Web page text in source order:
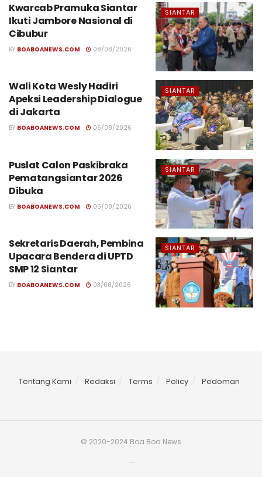
SIANTAR
Kwarcab Pramuka Siantar
Ikuti Jambore Nasional di
Cibubur
BY BOABOANEWS.COM 08/08/2026
SIANTAR
Wali Kota Wesly Hadiri
Apeksi Leadership Dialogue
di Jakarta
BY BOABOANEWS.COM 06/08/2026
SIANTAR
Puslat Calon Paskibraka
Pematangsiantar 2026
Dibuka
BY BOABOANEWS.COM 05/08/2026
SIANTAR
Sekretaris Daerah, Pembina
Upacara Bendera di UPTD
SMP 12 Siantar
BY BOABOANEWS.COM 03/08/2026
Tentang Kami Redaksi Terms Policy Pedoman
© 2020-2024 Boa Boa News